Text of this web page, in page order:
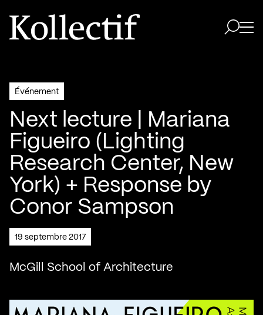
Aller à la page d'accueil
Logo Kollectif
Événement
Next lecture | Mariana
Figueiro (Lighting
Research Center, New
York) + Response by
Conor Sampson
19 septembre 2017
McGill School of Architecture